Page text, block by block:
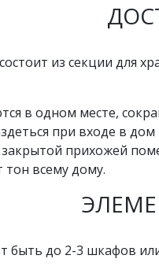
из секции для
в одном месте,
при входе в дом
прихожей
тон всему дому.
до 2-3 шкафов